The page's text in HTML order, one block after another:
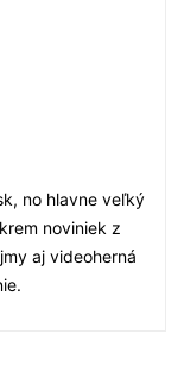
no hlavne veľký
noviniek z
aj videoherná